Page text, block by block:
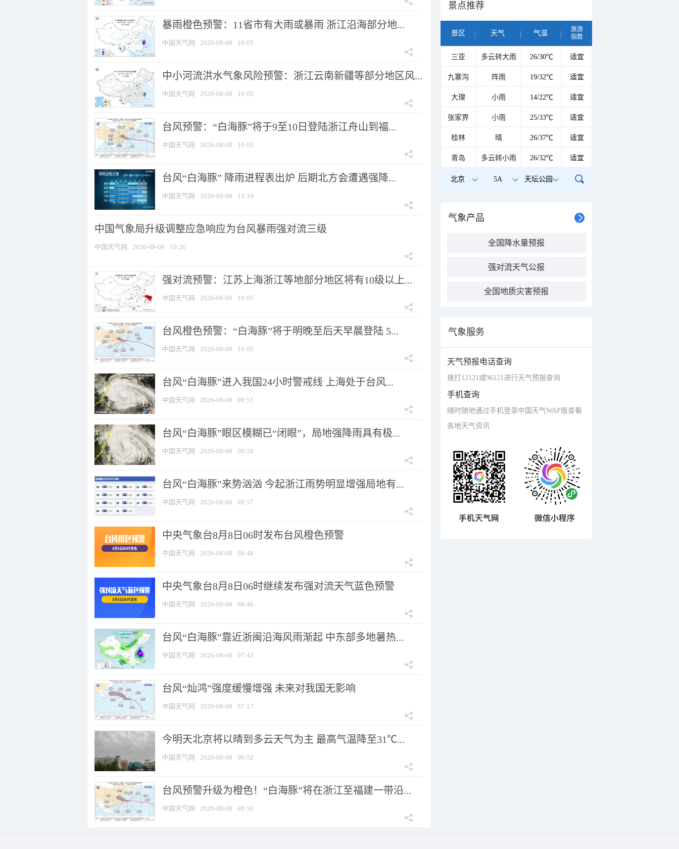
暴雨橙色预警：11省市有大雨或暴雨 浙江沿海部分地...
中国天气网 2026-08-08 18:05
中小河流洪水气象风险预警：浙江云南新疆等部分地区风...
中国天气网 2026-08-08 18:05
台风预警：“白海豚”将于9至10日登陆浙江舟山到福...
中国天气网 2026-08-08 18:05
台风“白海豚” 降雨进程表出炉 后期北方会遭遇强降...
中国天气网 2026-08-08 13:19
中国气象局升级调整应急响应为台风暴雨强对流三级
中国天气网 2026-08-08 10:26
强对流预警：江苏上海浙江等地部分地区将有10级以上...
中国天气网 2026-08-08 10:05
台风橙色预警：“白海豚”将于明晚至后天早晨登陆 5...
中国天气网 2026-08-08 10:05
台风“白海豚”进入我国24小时警戒线 上海处于台风...
中国天气网 2026-08-08 09:55
台风“白海豚”眼区模糊已“闭眼”，局地强降雨具有极...
中国天气网 2026-08-08 09:28
台风“白海豚”来势汹汹 今起浙江雨势明显增强局地有...
中国天气网 2026-08-08 08:57
中央气象台8月8日06时发布台风橙色预警
中国天气网 2026-08-08 08:48
中央气象台8月8日06时继续发布强对流天气蓝色预警
中国天气网 2026-08-08 08:46
台风“白海豚”靠近浙闽沿海风雨渐起 中东部多地暑热...
中国天气网 2026-08-08 07:45
台风“灿鸿”强度缓慢增强 未来对我国无影响
中国天气网 2026-08-08 07:17
今明天北京将以晴到多云天气为主 最高气温降至31℃...
中国天气网 2026-08-08 06:52
台风预警升级为橙色！“白海豚”将在浙江至福建一带沿...
中国天气网 2026-08-08 06:10
景点推荐
景区 天气 气温
旅游
指数
三亚 多云转大雨 26/30℃ 适宜
九寨沟 阵雨 19/32℃ 适宜
大理 小雨 14/22℃ 适宜
张家界 小雨 25/33℃ 适宜
桂林 晴 26/37℃ 适宜
青岛 多云转小雨 26/32℃ 适宜
北京 5A 天坛公园
气象产品
全国降水量预报
强对流天气公报
全国地质灾害预报
气象服务
天气预报电话查询
拨打12121或96121进行天气预报查询
手机查询
随时随地通过手机登录中国天气WAP版查看
各地天气资讯